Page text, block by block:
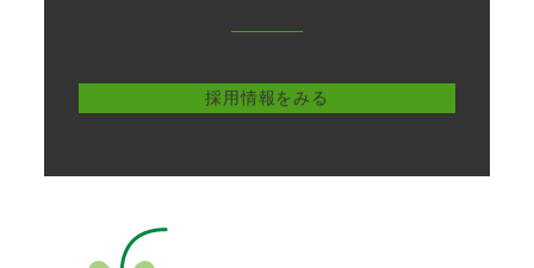
採用情報をみる